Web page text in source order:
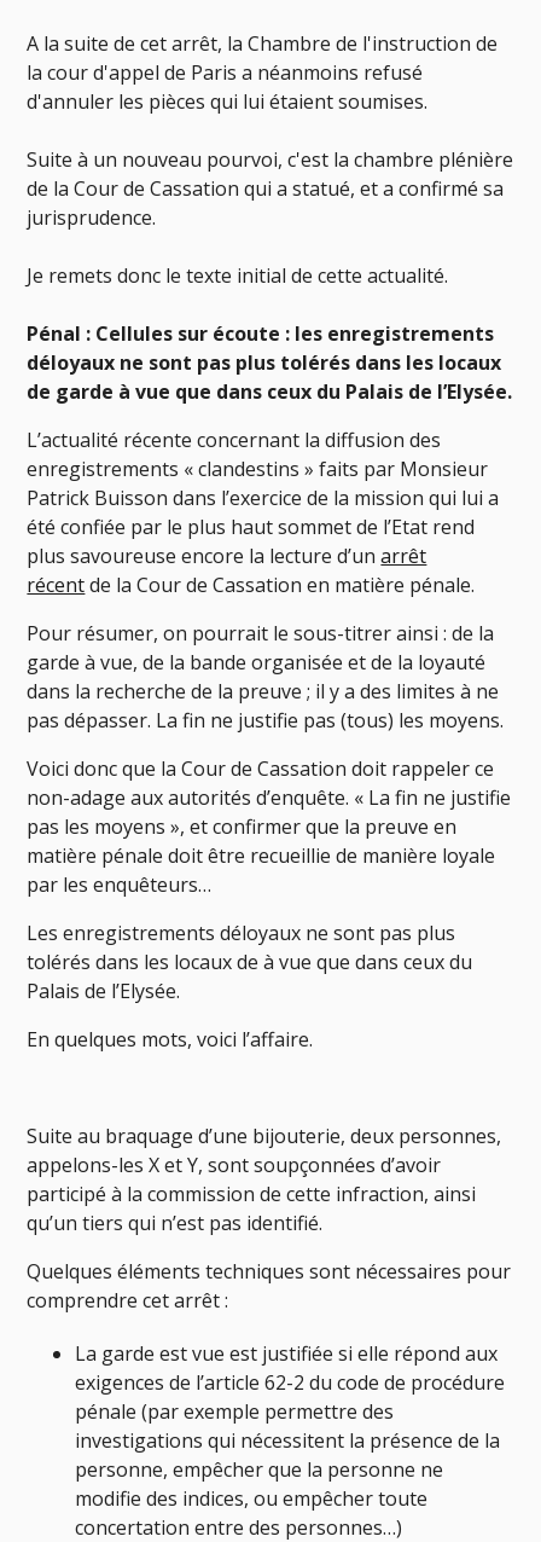
A la suite de cet arrêt, la Chambre de l'instruction de
la cour d'appel de Paris a néanmoins refusé
d'annuler les pièces qui lui étaient soumises.
Suite à un nouveau pourvoi, c'est la chambre plénière
de la Cour de Cassation qui a statué, et a confirmé sa
jurisprudence.
Je remets donc le texte initial de cette actualité.
Pénal : Cellules sur écoute : les enregistrements
déloyaux ne sont pas plus tolérés dans les locaux
de garde à vue que dans ceux du Palais de l’Elysée.
L’actualité récente concernant la diffusion des
enregistrements « clandestins » faits par Monsieur
Patrick Buisson dans l’exercice de la mission qui lui a
été confiée par le plus haut sommet de l’Etat rend
plus savoureuse encore la lecture d’unarrêt
récentde la Cour de Cassation en matière pénale.
Pour résumer, on pourrait le sous-titrer ainsi : de la
garde à vue, de la bande organisée et de la loyauté
dans la recherche de la preuve ; il y a des limites à ne
pas dépasser. La fin ne justifie pas (tous) les moyens.
Voici donc que la Cour de Cassation doit rappeler ce
non-adage aux autorités d’enquête. « La fin ne justifie
pas les moyens », et confirmer que la preuve en
matière pénale doit être recueillie de manière loyale
par les enquêteurs…
Les enregistrements déloyaux ne sont pas plus
tolérés dans les locaux de à vue que dans ceux du
Palais de l’Elysée.
En quelques mots, voici l’affaire.
Suite au braquage d’une bijouterie, deux personnes,
appelons-les X et Y, sont soupçonnées d’avoir
participé à la commission de cette infraction, ainsi
qu’un tiers qui n’est pas identifié.
Quelques éléments techniques sont nécessaires pour
comprendre cet arrêt :
La garde est vue est justifiée si elle répond aux
exigences de l’article 62-2 du code de procédure
pénale (par exemple permettre des
investigations qui nécessitent la présence de la
personne, empêcher que la personne ne
modifie des indices, ou empêcher toute
concertation entre des personnes…)